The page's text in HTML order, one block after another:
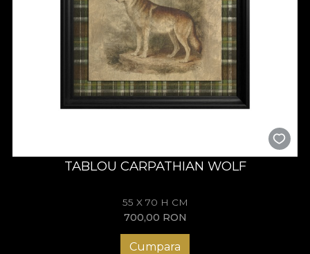
TABLOU CARPATHIAN WOLF
55 X 70 H CM
700,00 RON
Cumpara